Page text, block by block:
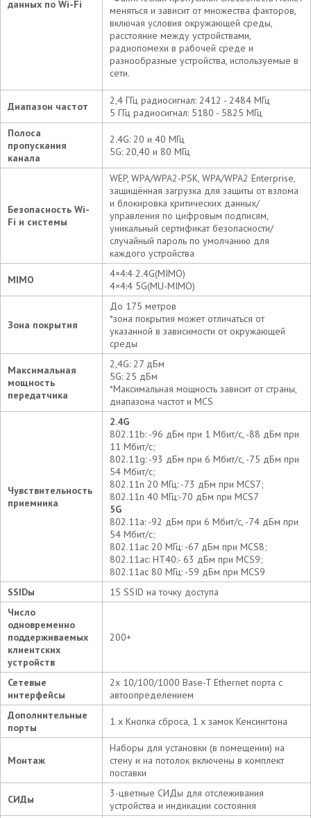
данных по Wi-Fi
меняться и зависит от множества факторов,
включая условия окружающей среды,
расстояние между устройствами,
радиопомехи в рабочей среде и
разнообразные устройства, используемые в
сети.
Диапазон частот
2,4 ГГц радиосигнал: 2412 - 2484 МГц
5 ГГц радиосигнал: 5180 - 5825 МГц
Полоса
пропускания
канала
2.4G: 20 и 40 МГц
5G: 20,40 и 80 МГц
Безопасность Wi-
Fi и системы
WEP, WPA/WPA2-PSK, WPA/WPA2 Enterprise,
защищённая загрузка для защиты от взлома
и блокировка критических данных/
управления по цифровым подписям,
уникальный сертификат безопасности/
случайный пароль по умолчанию для
каждого устройства
MIMO
4×4:4 2.4G(MIMO)
4×4:4 5G(MU-MIMO)
Зона покрытия
До 175 метров
*зона покрытия может отличаться от
указанной в зависимости от окружающей
среды
Максимальная
мощность
передатчика
2,4G: 27 дБм
5G: 25 дБм
*Максимальная мощность зависит от страны,
диапазона частот и MCS
Чувствительность
приемника
2.4G
802.11b: -96 дБм при 1 Мбит/с, -88 дБм при
11 Мбит/с;
802.11g: -93 дБм при 6 Мбит/с, -75 дБм при
54 Мбит/с;
802.11n 20 МГц: -73 дБм при MCS7;
802.11n 40 МГц:-70 дБм при MCS7
5G
802.11a: -92 дБм при 6 Мбит/с, -74 дБм при
54 Мбит/с;
802.11ac 20 МГц: -67 дБм при MCS8;
802.11ac: HT40:- 63 дБм при MCS9;
802.11ac 80 МГц: -59 дБм при MCS9
SSIDы
15 SSID на точку доступа
Число
одновременно
поддерживаемых
клиентских
устройств
200+
Сетевые
интерфейсы
2x 10/100/1000 Base-T Ethernet порта с
автоопределением
Дополнительные
порты
1 x Кнопка сброса, 1 x замок Кенсингтона
Монтаж
Наборы для установки (в помещении) на
стену и на потолок включены в комплект
поставки
СИДы
3-цветные СИДы для отслеживания
устройства и индикации состояния